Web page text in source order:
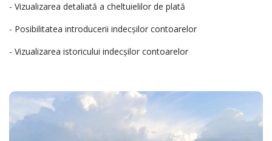
- Vizualizarea detaliată a cheltuielilor de plată
- Posibilitatea introducerii indecșilor contoarelor
- Vizualizarea istoricului indecșilor contoarelor